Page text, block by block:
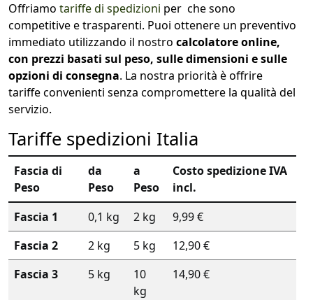
Offriamo tariffe di spedizioni per che sono
competitive e trasparenti. Puoi ottenere un preventivo
immediato utilizzando il nostro calcolatore online,
con prezzi basati sul peso, sulle dimensioni e sulle
opzioni di consegna. La nostra priorità è offrire
tariffe convenienti senza compromettere la qualità del
servizio.
Tariffe spedizioni Italia
Fascia di
Peso
da
Peso
a
Peso
Costo spedizione IVA
incl.
Fascia 1
0,1 kg 2 kg
9,99 €
Fascia 2
2 kg 5 kg
12,90 €
Fascia 3
5 kg
10
kg
14,90 €